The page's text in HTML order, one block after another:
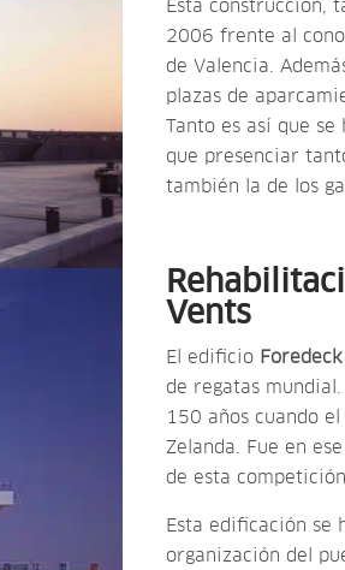
Esta construcción,
2006 frente al
de Valencia.
plazas de
Tanto es así que
que presenciar
también la de los
Vents
El edificio Foredeck
de regatas
150 años cuando
Zelanda. Fue en
de esta
Esta edificación se
organización del